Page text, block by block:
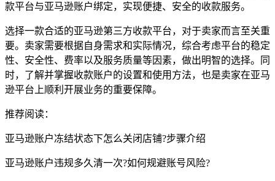
款平台与亚马逊账户绑定，实现便捷、安全的收款服务。
选择一款合适的亚马逊第三方收款平台，对于卖家而言至关重
要。卖家需要根据自身需求和实际情况，综合考虑平台的稳定
性、安全性、费率以及服务质量等因素，做出明智的选择。同
时，了解并掌握收款账户的设置和使用方法，也是卖家在亚马
逊平台上顺利开展业务的重要保障。
推荐阅读：
亚马逊账户冻结状态下怎么关闭店铺?步骤介绍
亚马逊账户违规多久清一次?如何规避账号风险?